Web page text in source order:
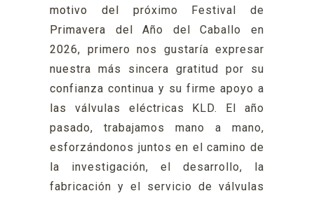
motivo del próximo Festival de
Primavera del Año del Caballo en
2026, primero nos gustaría expresar
nuestra más sincera gratitud por su
confianza continua y su firme apoyo a
las válvulas eléctricas KLD. El año
pasado, trabajamos mano a mano,
esforzándonos juntos en el camino de
la investigación, el desarrollo, la
fabricación y el servicio de válvulas